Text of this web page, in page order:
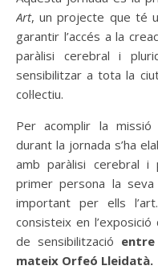
Art, un projecte que té
garantir l’accés a la
paràlisi cerebral i
sensibilitzar a tota la
col·lectiu.
Per acomplir la
durant la jornada s’ha
amb paràlisi cerebral i
primer persona la
important per ells
consisteix en
de sensibilització
mateix Orfeó Lleidatà.